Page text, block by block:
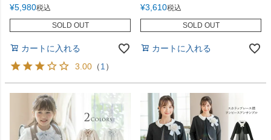
¥5,980税込
SOLD OUT
カートに入れる
3.00 （1 ）
¥3,610税込
SOLD OUT
カートに入れる